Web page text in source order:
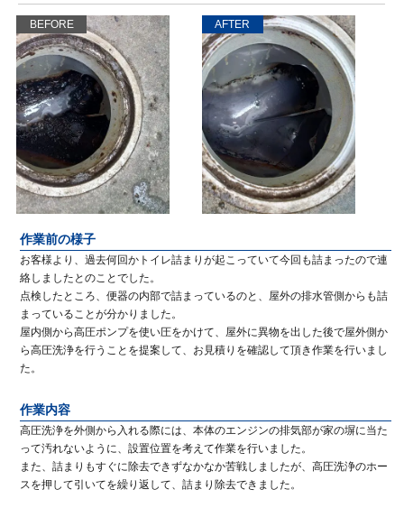
BEFORE AFTER
作業前の様子
お客様より、過去何回かトイレ詰まりが起こっていて今回も詰まったので連
絡しましたとのことでした。
点検したところ、便器の内部で詰まっているのと、屋外の排水管側からも詰
まっていることが分かりました。
屋内側から高圧ポンプを使い圧をかけて、屋外に異物を出した後で屋外側か
ら高圧洗浄を行うことを提案して、お見積りを確認して頂き作業を行いまし
た。
作業内容
高圧洗浄を外側から入れる際には、本体のエンジンの排気部が家の塀に当た
って汚れないように、設置位置を考えて作業を行いました。
また、詰まりもすぐに除去できずなかなか苦戦しましたが、高圧洗浄のホー
スを押して引いてを繰り返して、詰まり除去できました。